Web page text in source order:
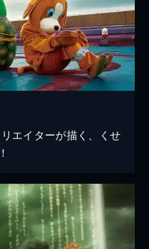
エイターが描く、くせ